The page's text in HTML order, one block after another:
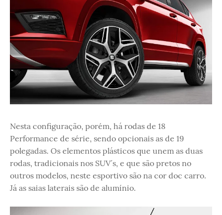
Nesta configuração, porém, há rodas de 18
Performance de série, sendo opcionais as de 19
polegadas. Os elementos plásticos que unem as duas
rodas, tradicionais nos SUV´s, e que são pretos no
outros modelos, neste esportivo são na cor doc carro.
Já as saias laterais são de alumínio.